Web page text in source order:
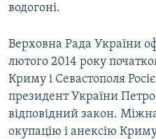
водогоні.
Верховна Рада України
лютого 2014 року
Криму і Севастополя
президент України
відповідний закон.
окупацію і анексію